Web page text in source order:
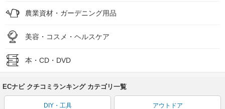
農業資材・ガーデニング用品
美容・コスメ・ヘルスケア
本・CD・DVD
ECナビ クチコミランキング カテゴリ一覧
DIY・工具 アウトドア